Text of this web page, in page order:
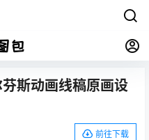
斯动画线稿原画设
前往下载